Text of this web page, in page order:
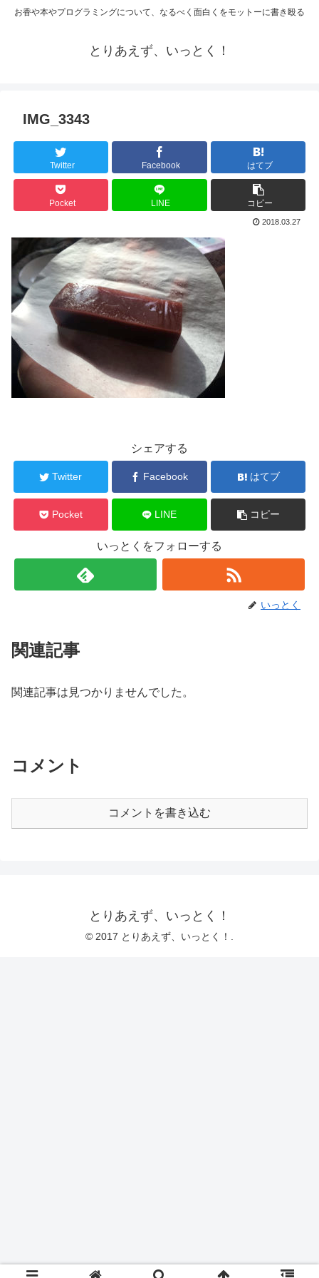
お香や本やプログラミングについて、なるべく面白くをモットーに書き殴る
とりあえず、いっとく！
IMG_3343
Twitter Facebook はてブ
Pocket LINE コピー
2018.03.27
シェアする
Twitter Facebook はてブ
Pocket LINE コピー
いっとくをフォローする
いっとく
関連記事
関連記事は見つかりませんでした。
コメント
コメントを書き込む
とりあえず、いっとく！
© 2017 とりあえず、いっとく！.